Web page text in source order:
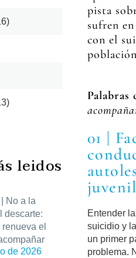
pista
sufren
con el
Palabras
01 |
juvenil
Entender
suicidio y
un primer
problema.
leidos
No a la
descarte:
el
de 2026